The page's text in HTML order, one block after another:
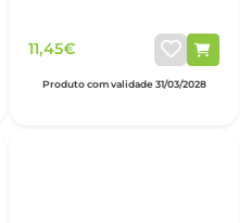
11,45€
Produto com validade 31/03/2028